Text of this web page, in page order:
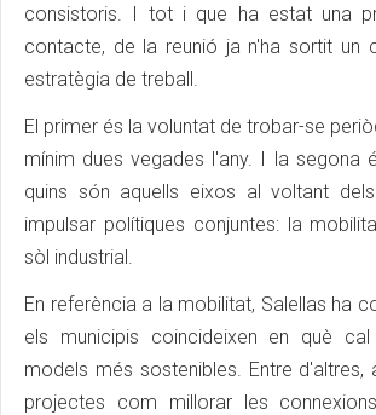
consistoris. I tot i que ha estat una
contacte, de la reunió ja n'ha sortit un
estratègia de treball.
El primer és la voluntat de trobar-se
mínim dues vegades l'any. I la segona
quins són aquells eixos al voltant
impulsar polítiques conjuntes: la
sòl industrial.
En referència a la mobilitat, Salellas ha
els municipis coincideixen en què
models més sostenibles. Entre d'altres,
projectes com millorar les